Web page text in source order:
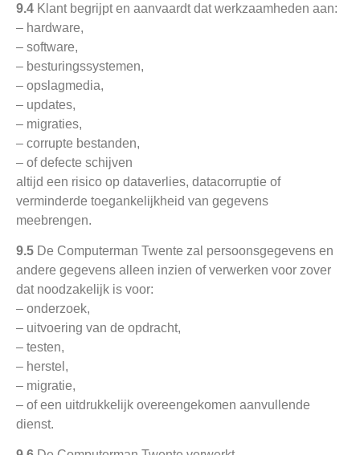
9.4 Klant begrijpt en aanvaardt dat werkzaamheden aan:
– hardware,
– software,
– besturingssystemen,
– opslagmedia,
– updates,
– migraties,
– corrupte bestanden,
– of defecte schijven
altijd een risico op dataverlies, datacorruptie of
verminderde toegankelijkheid van gegevens
meebrengen.
9.5 De Computerman Twente zal persoonsgegevens en
andere gegevens alleen inzien of verwerken voor zover
dat noodzakelijk is voor:
– onderzoek,
– uitvoering van de opdracht,
– testen,
– herstel,
– migratie,
– of een uitdrukkelijk overeengekomen aanvullende
dienst.